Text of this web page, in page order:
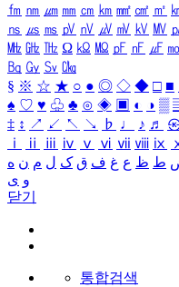
㎙ ㎚ ㎛ ㎜ ㎝ ㎞ ㎟ ㎠ ㎡
㎱ ㎲ ㎳ ㎴ ㎵ ㎶ ㎷ ㎸ ㎹
㎒ ㎓ ㎔ Ω ㏀ ㏁ ㎊ ㎋ ㎌ ㏖
㏃ ㏉ ㏜ ㏆
§ ※ ☆ ★ ○ ● ◎ ◇ ◆ □ ■
♠ ♡ ♥ ♧ ♣ ⊙ ◈ ▣ ◐ ◑ ▒
‡ ↕ ↗ ↙ ↖ ↘ ♭ ♩ ♪ ♬
ⅰ
ⅱ ⅲ ⅳ ⅴ ⅵ ⅶ ⅷ ⅸ
ط ظ ع غ ف ق ک ل م ن ه
و ی
닫기
통합검색